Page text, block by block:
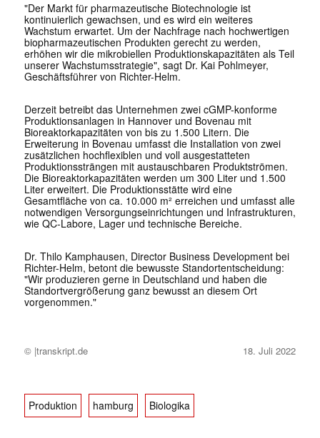
"Der Markt für pharmazeutische Biotechnologie ist
kontinuierlich gewachsen, und es wird ein weiteres
Wachstum erwartet. Um der Nachfrage nach hochwertigen
biopharmazeutischen Produkten gerecht zu werden,
erhöhen wir die mikrobiellen Produktionskapazitäten als Teil
unserer Wachstumsstrategie", sagt Dr. Kai Pohlmeyer,
Geschäftsführer von Richter-Helm.
Derzeit betreibt das Unternehmen zwei cGMP-konforme
Produktionsanlagen in Hannover und Bovenau mit
Bioreaktorkapazitäten von bis zu 1.500 Litern. Die
Erweiterung in Bovenau umfasst die Installation von zwei
zusätzlichen hochflexiblen und voll ausgestatteten
Produktionssträngen mit austauschbaren Produktströmen.
Die Bioreaktorkapazitäten werden um 300 Liter und 1.500
Liter erweitert. Die Produktionsstätte wird eine
Gesamtfläche von ca. 10.000 m² erreichen und umfasst alle
notwendigen Versorgungseinrichtungen und Infrastrukturen,
wie QC-Labore, Lager und technische Bereiche.
Dr. Thilo Kamphausen, Director Business Development bei
Richter-Helm, betont die bewusste Standortentscheidung:
"Wir produzieren gerne in Deutschland und haben die
Standortvergrößerung ganz bewusst an diesem Ort
vorgenommen."
© |transkript.de 18. Juli 2022
Produktion hamburg Biologika